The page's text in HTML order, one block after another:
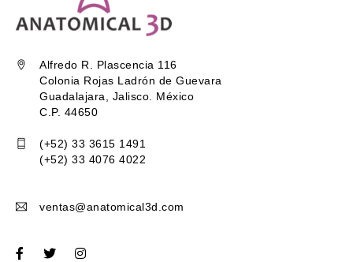
Alfredo R. Plascencia 116
Colonia Rojas Ladrón de Guevara
Guadalajara, Jalisco. México
C.P. 44650
(+52) 33 3615 1491
(+52) 33 4076 4022
ventas@anatomical3d.com